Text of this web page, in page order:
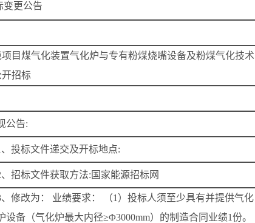
变更公告
目煤气化装置气化炉与专有粉煤烧嘴设备及粉煤气化技术
招标
公告:
、投标文件递交及开标地点:
、招标文件获取方法:国家能源招标网
、修改为： 业绩要求： （1）投标人须至少具有并提供气化
设备（气化炉最大内径≥Φ3000mm）的制造合同业绩1份。